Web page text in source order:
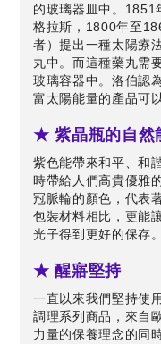
的玻璃器皿中。1851
格拉斯，1800年至
者）提出一種太陽療
丸中。而這種藥丸需
玻璃容器中。洛伯認
富太陽能量的產品可
★ 紫晶瓶的自然
紫色能帶來和平、和
時帶給人們高貴優雅
冠脈輪的顏色，代表
包裝材料相比，更能
光子得到更好的保存。
★ 醒寤堅持
一直以來我們堅持使
調理系列商品，來自
力量的保養理念的同